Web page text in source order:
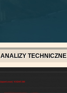
ANALIZY TECHNICZNE